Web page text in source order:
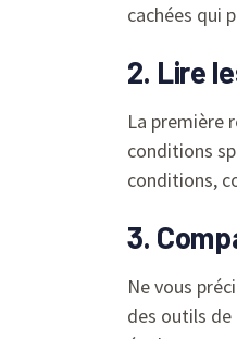
cachées qui
2. Lire
La première
conditions
conditions,
3.
Ne vous
des outils de